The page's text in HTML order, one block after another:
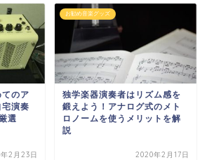
てのア
演奏
選
2月23日
お勧め音楽グッズ
独学楽器演奏者はリズム感を
鍛えよう！アナログ式のメト
ロノームを使うメリットを解
説
2020年2月17日